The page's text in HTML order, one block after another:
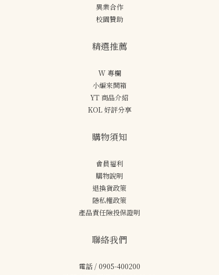
異業合作
校園贊助
精選推薦
W 專欄
小編來開箱
YT 商品介紹
KOL 好評分享
購物須知
會員福利
購物說明
退換貨政策
隱私權政策
產品責任險投保證明
聯絡我們
電話 / 0905-400200